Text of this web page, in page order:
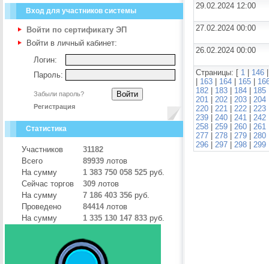
Вход для участников системы
Войти по сертификату ЭП
Войти в личный кабинет:
Логин:
Пароль:
Забыли пароль?
Регистрация
Статистика
Участников
31182
Всего
89939 лотов
На сумму
1 383 750 058 525 руб.
Сейчас торгов
309 лотов
На сумму
7 186 403 356 руб.
Проведено
84414 лотов
На сумму
1 335 130 147 833 руб.
29.02.2024 12:00
27.02.2024 00:00
26.02.2024 00:00
Страницы: [ 1 146
163 164 165
182
183 184 185
201
202 203 204
220
221 222 223
239
240 241 242
258
259 260 261
277
278 279 280
296
297 298 299